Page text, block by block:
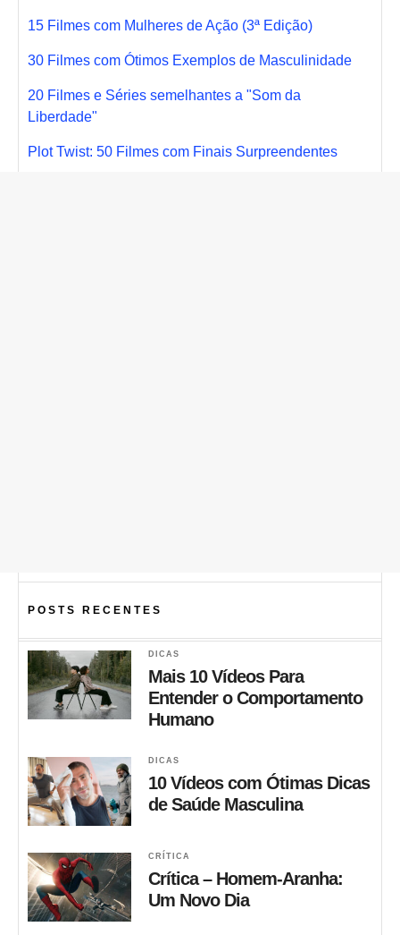
15 Filmes com Mulheres de Ação (3ª Edição)
30 Filmes com Ótimos Exemplos de Masculinidade
20 Filmes e Séries semelhantes a "Som da
Liberdade"
Plot Twist: 50 Filmes com Finais Surpreendentes
POSTS RECENTES
DICAS
Mais 10 Vídeos Para
Entender o Comportamento
Humano
DICAS
10 Vídeos com Ótimas Dicas
de Saúde Masculina
CRÍTICA
Crítica – Homem-Aranha:
Um Novo Dia